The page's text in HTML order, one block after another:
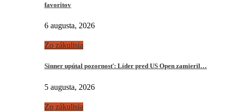
favoritov
6 augusta, 2026
Zo zákulisia
Sinner upútal pozornosť: Líder pred US Open zamieril…
5 augusta, 2026
Zo zákulisia